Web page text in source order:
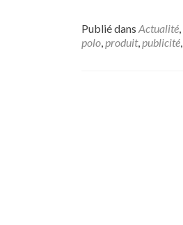
Publié dans Actualité,
polo,produit,publicité,